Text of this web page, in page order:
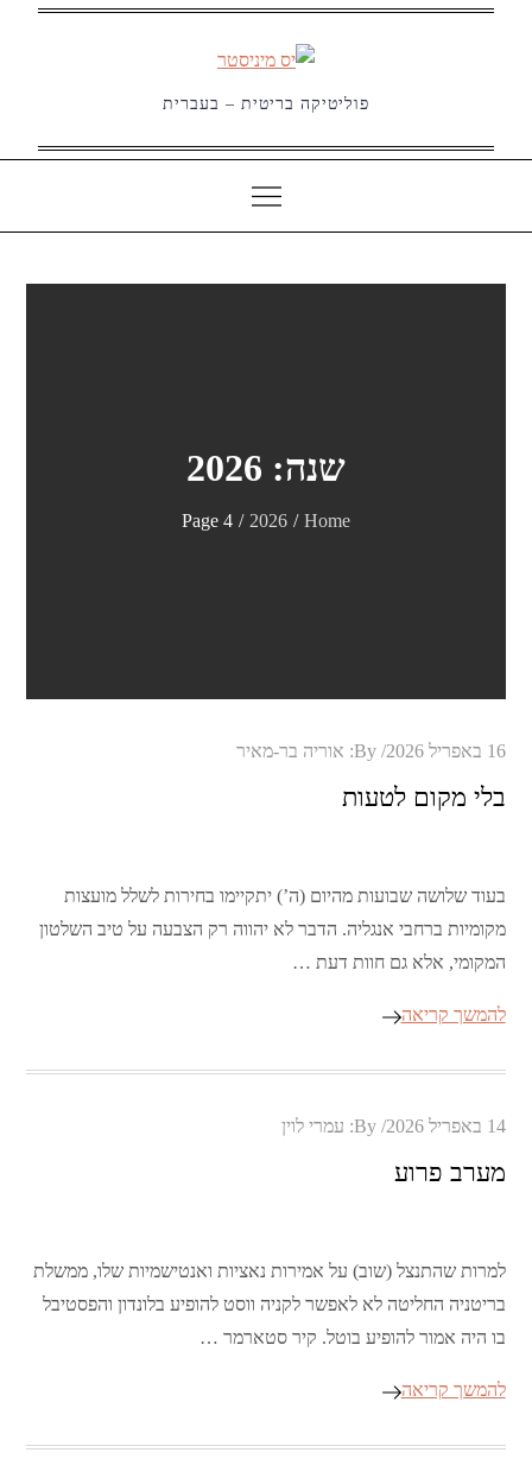
פוליטיקה בריטית – בעברית
שנה: 2026
Home
2026
Page 4
Posted
16 באפריל 2026 By: אוריה בר-מאיר
בלי מקום לטעות
בעוד שלושה שבועות מהיום (ה’) יתקיימו בחירות לשלל מועצות
מקומיות ברחבי אנגליה. הדבר לא יהווה רק הצבעה על טיב השלטון
המקומי, אלא גם חוות דעת …
להמשך קריאה
Posted
14 באפריל 2026 By: עמרי לוין
מערב פרוע
למרות שהתנצל (שוב) על אמירות נאציות ואנטישמיות שלו, ממשלת
בריטניה החליטה לא לאפשר לקניה ווסט להופיע בלונדון והפסטיבל
בו היה אמור להופיע בוטל. קיר סטארמר …
להמשך קריאה